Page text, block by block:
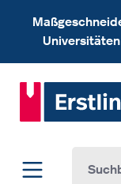
Zum Hauptinhalt